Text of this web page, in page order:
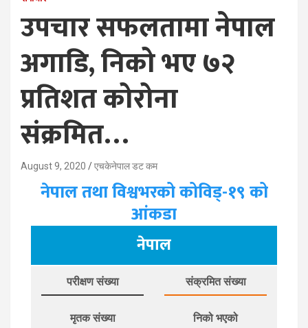
उपचार सफलतामा नेपाल
अगाडि, निको भए ७२
प्रतिशत कोरोना
संक्रमित…
August 9, 2020 एचकेनेपाल डट कम
नेपाल तथा विश्वभरको कोविड्-१९ को
आंकडा
नेपाल
परीक्षण संख्या संक्रमित संख्या
मृतक संख्या निको भएको